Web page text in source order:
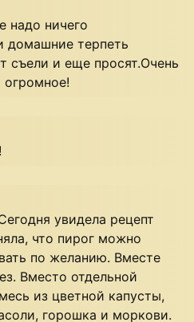
надо ничего
домашние терпеть
съели и еще просят.Очень
огромное!
увидела рецепт
что пирог можно
по желанию. Вместе
Вместо отдельной
из цветной капусты,
горошка и моркови.